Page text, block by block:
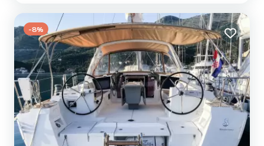
douche....
-8%